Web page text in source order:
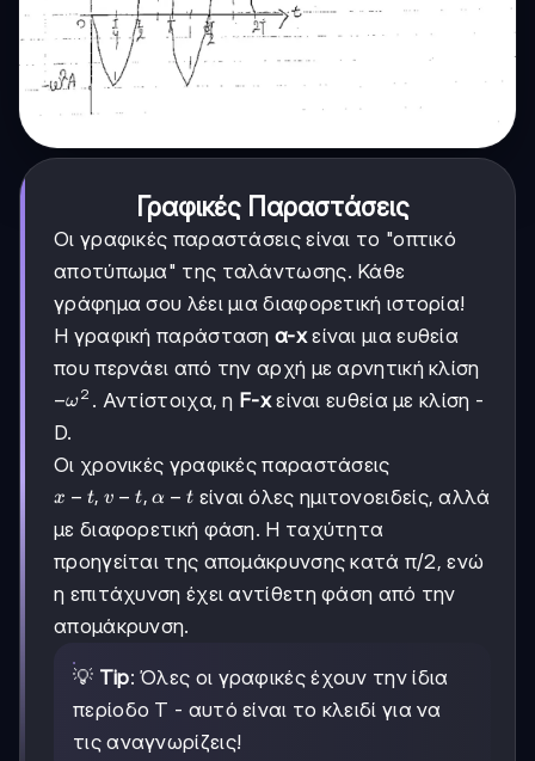
Γραφικές Παραστάσεις
Οι γραφικές παραστάσεις είναι το "οπτικό
αποτύπωμα" της ταλάντωσης. Κάθε
γράφημα σου λέει μια διαφορετική ιστορία!
Η γραφική παράσταση α-xείναι μια ευθεία
που περνάει από την αρχή με αρνητική κλίση
-ω²
−ω2 . Αντίστοιχα, η F-xείναι ευθεία με κλίση -
D.
Οι χρονικές γραφικές παραστάσεις
x-
t,
v-
t,
α-
x − t, v − t, α − t είναι όλες ημιτονοειδείς, αλλά
με διαφορετική φάση. Η ταχύτητα
προηγείται της απομάκρυνσης κατά π/2, ενώ
η επιτάχυνση έχει αντίθετη φάση από την
απομάκρυνση.
💡 Tip: Όλες οι γραφικές έχουν την ίδια
περίοδο Τ - αυτό είναι το κλειδί για να
τις αναγνωρίζεις!